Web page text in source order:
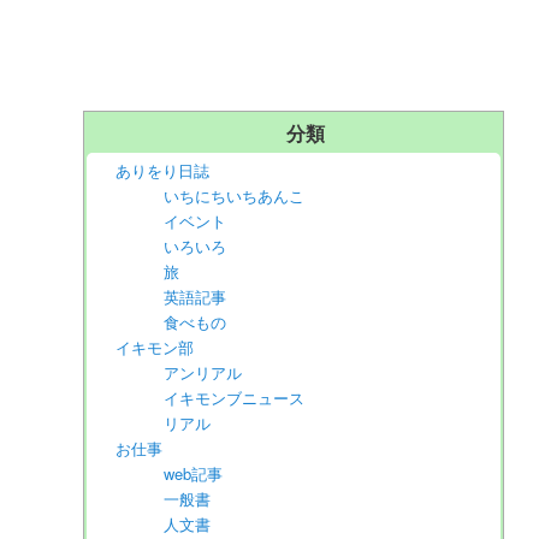
分類
ありをり日誌
いちにちいちあんこ
イベント
いろいろ
旅
英語記事
食べもの
イキモン部
アンリアル
イキモンブニュース
リアル
お仕事
web記事
一般書
人文書